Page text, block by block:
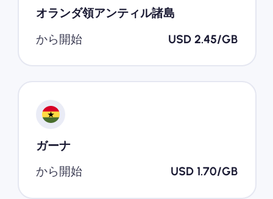
オランダ領アンティル諸島
から開始
USD 2.45/GB
ガーナ
から開始
USD 1.70/GB